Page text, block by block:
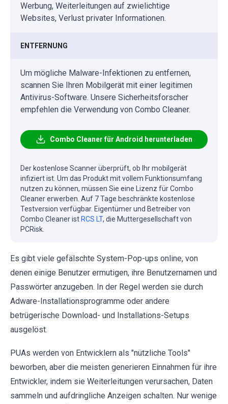
Werbung, Weiterleitungen auf zwielichtige
Websites, Verlust privater Informationen.
ENTFERNUNG
Um mögliche Malware-Infektionen zu entfernen,
scannen Sie Ihren Mobilgerät mit einer legitimen
Antivirus-Software. Unsere Sicherheitsforscher
empfehlen die Verwendung von Combo Cleaner.
Combo Cleaner für Android herunterladen
Der kostenlose Scanner überprüft, ob Ihr mobilgerät
infiziert ist. Um das Produkt mit vollem Funktionsumfang
nutzen zu können, müssen Sie eine Lizenz für Combo
Cleaner erwerben. Auf 7 Tage beschränkte kostenlose
Testversion verfügbar. Eigentümer und Betreiber von
Combo Cleaner ist RCS LT, die Muttergesellschaft von
PCRisk.
Es gibt viele gefälschte System-Pop-ups online, von
denen einige Benutzer ermutigen, ihre Benutzernamen und
Passwörter anzugeben. In der Regel werden sie durch
Adware-Installationsprogramme oder andere
betrügerische Download- und Installations-Setups
ausgelöst.
PUAs werden von Entwicklern als "nützliche Tools"
beworben, aber die meisten generieren Einnahmen für ihre
Entwickler, indem sie Weiterleitungen verursachen, Daten
sammeln und aufdringliche Anzeigen schalten. Nur wenige